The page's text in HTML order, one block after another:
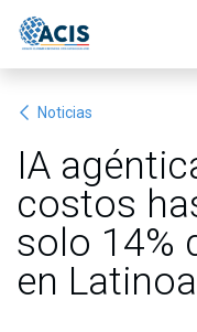
Noticias
IA
costos
solo 14%
en